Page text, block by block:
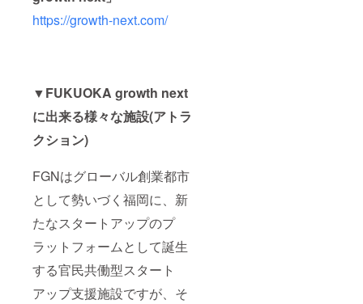
https://growth-next.com/
▼FUKUOKA growth next
に出来る様々な施設(アトラ
クション)
FGNはグローバル創業都市
として勢いづく福岡に、新
たなスタートアップのプ
ラットフォームとして誕生
する官民共働型スタート
アップ支援施設ですが、そ